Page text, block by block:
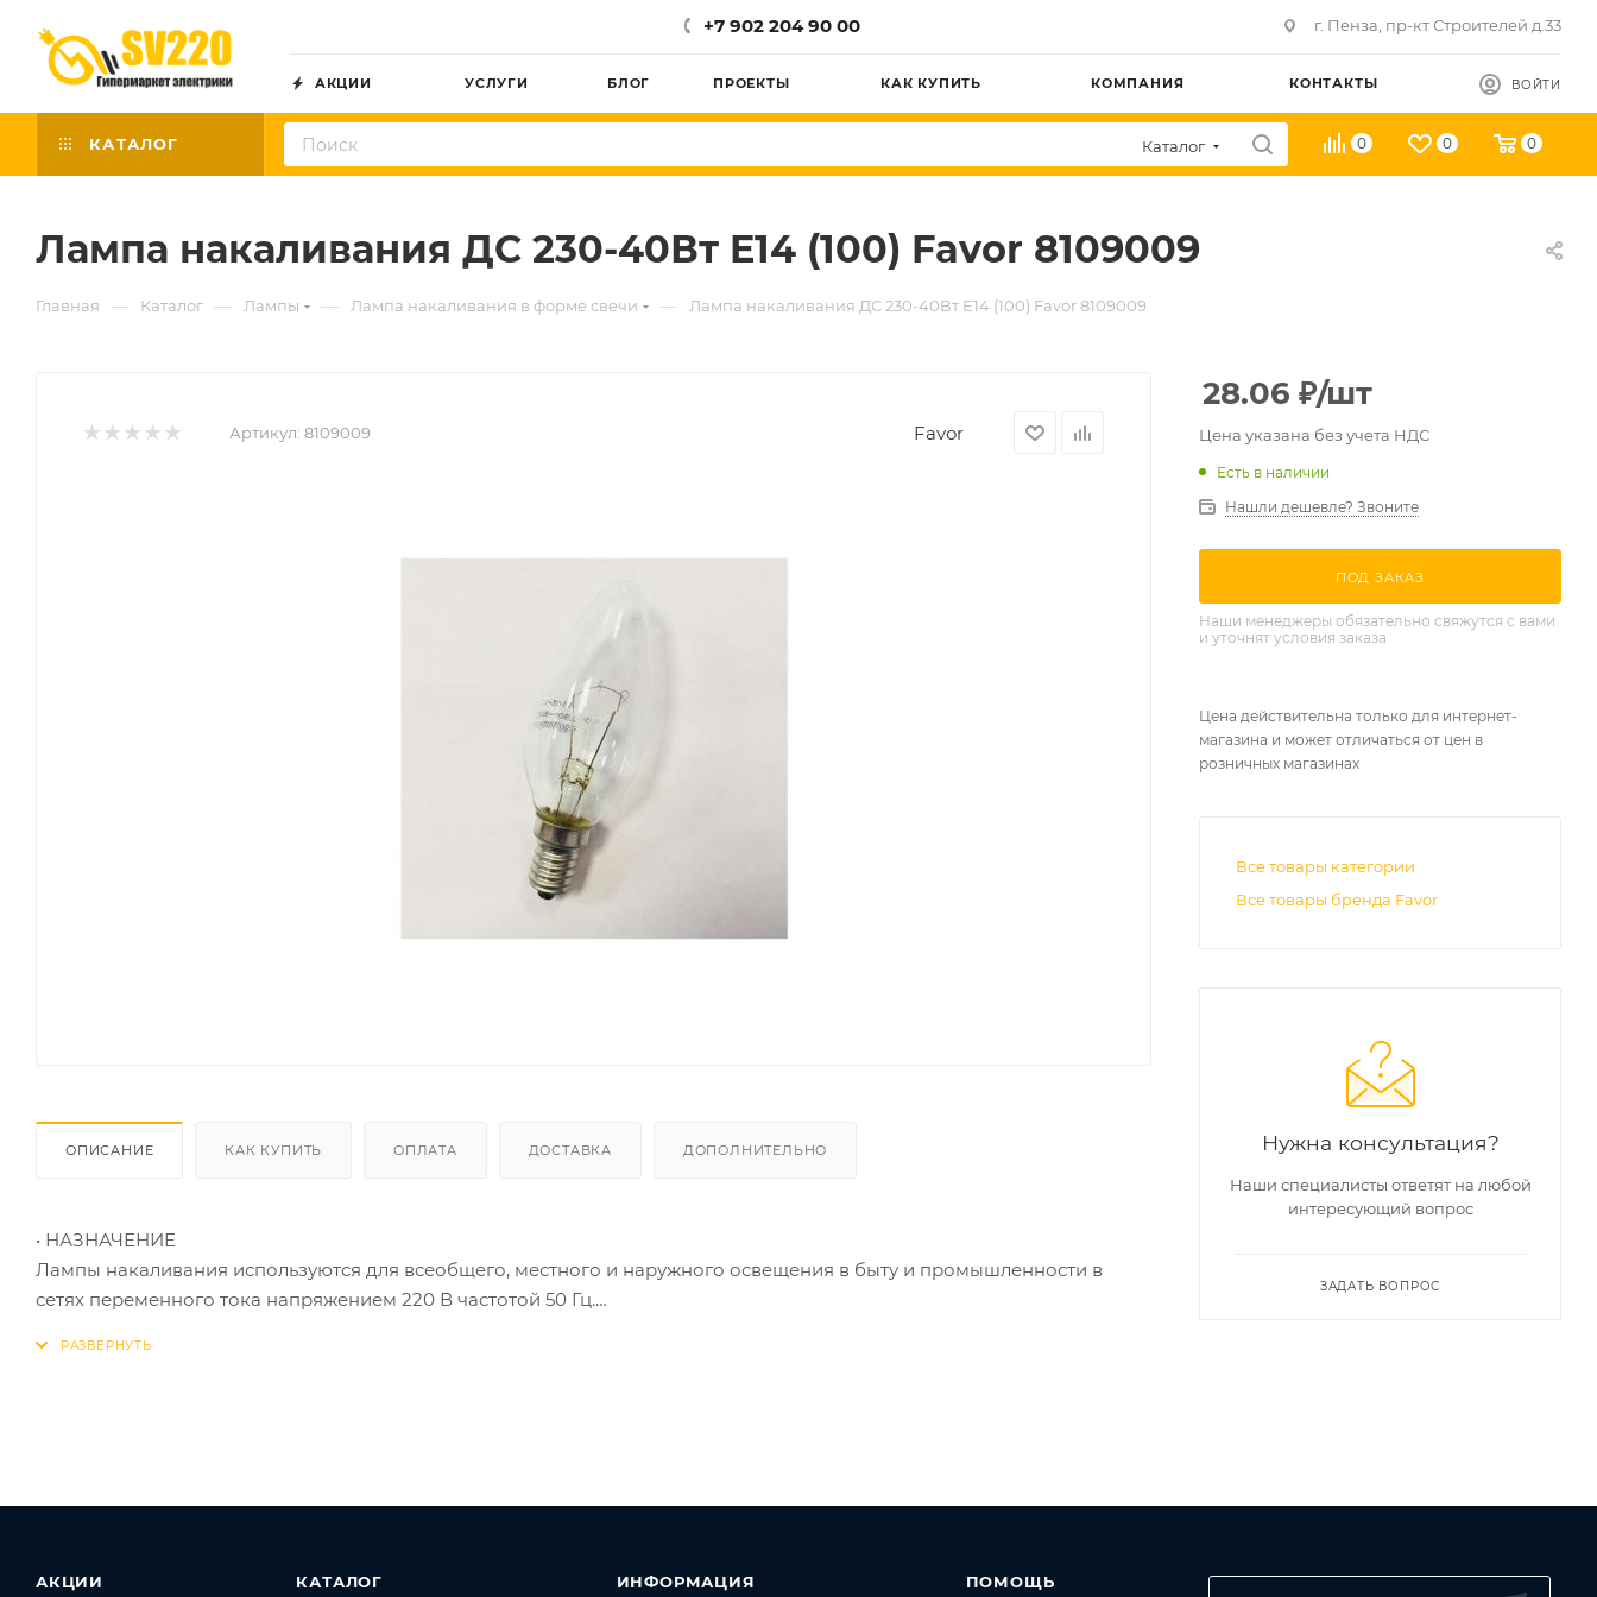
+7 902 204 90 00 г. Пенза, пр-кт Строителей д.33
АКЦИИ УСЛУГИ БЛОГ ПРОЕКТЫ КАК КУПИТЬ КОМПАНИЯ КОНТАКТЫ ВОЙТИ
КАТАЛОГ Каталог 0 0 0
Лампа накаливания ДС 230-40Вт E14 (100) Favor 8109009
Главная — Каталог — Лампы — Лампа накаливания в форме свечи — Лампа накаливания ДС 230-40Вт E14 (100) Favor 8109009
Артикул: 8109009 Favor
ОПИСАНИЕ КАК КУПИТЬ ОПЛАТА ДОСТАВКА ДОПОЛНИТЕЛЬНО
• НАЗНАЧЕНИЕ
Лампы накаливания используются для всеобщего, местного и наружного освещения в быту и промышленности в
сетях переменного тока напряжением 220 В частотой 50 Гц.
излучать свечение. Мощность ламп 40 Вт.
28.06 ₽/шт
Цена указана без учета НДС
Есть в наличии
Нашли дешевле? Звоните
ПОД ЗАКАЗ
Наши менеджеры обязательно свяжутся с вами
и уточнят условия заказа
Цена действительна только для интернет-
магазина и может отличаться от цен в
розничных магазинах
Все товары категории
Все товары бренда Favor
Нужна консультация?
Наши специалисты ответят на любой
интересующий вопрос
ЗАДАТЬ ВОПРОС
АКЦИИ КАТАЛОГ ИНФОРМАЦИЯ ПОМОЩЬ